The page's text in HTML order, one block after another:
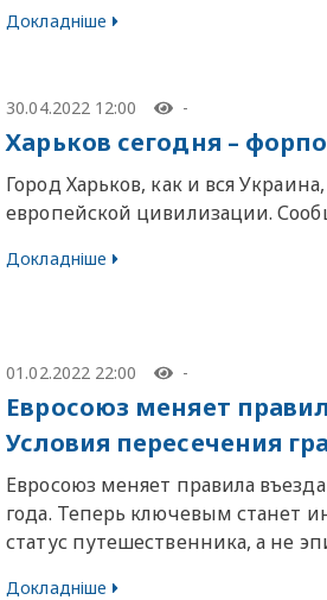
Докладніше
30.04.2022 12:00 -
Харьков сегодня –
Город Харьков, как и вся
европейской цивилизации.
Докладніше
01.02.2022 22:00 -
Евросоюз меняет
Условия пересечения
Евросоюз меняет правила
года. Теперь ключевым станет
статус путешественника, а не
Докладніше